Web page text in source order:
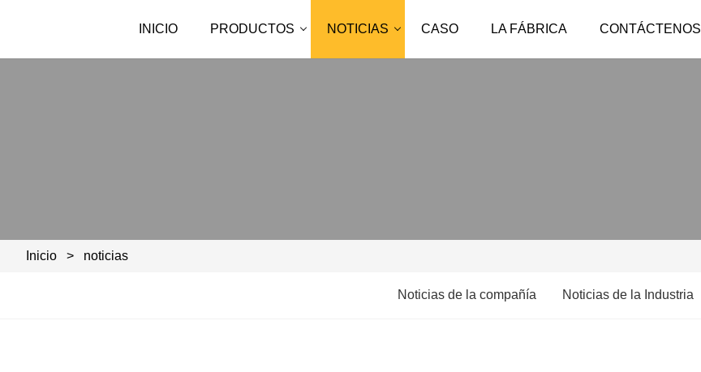
INICIO PRODUCTOS NOTICIAS CASO LA FÁBRICA CONTÁCTENOS
Inicio > noticias
Noticias de la compañía Noticias de la Industria